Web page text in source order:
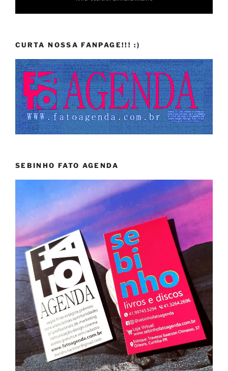
CURTA NOSSA FANPAGE!!! :)
SEBINHO FATO AGENDA